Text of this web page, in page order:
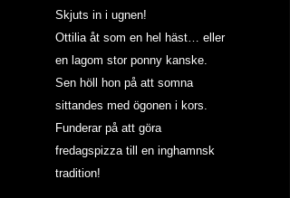
Skjuts in i ugnen!
Ottilia åt som en hel häst… eller
en lagom stor ponny kanske.
Sen höll hon på att somna
sittandes med ögonen i kors.
Funderar på att göra
fredagspizza till en inghamnsk
tradition!